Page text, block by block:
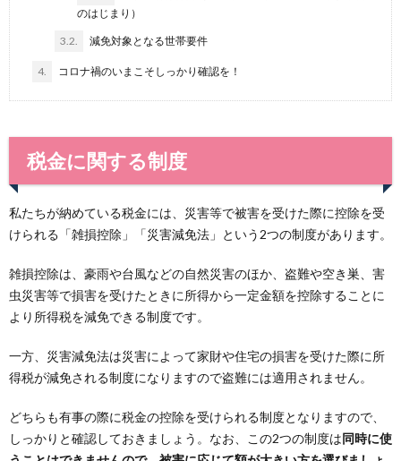
のはじまり）
3.2. 減免対象となる世帯要件
4. コロナ禍のいまこそしっかり確認を！
税金に関する制度
私たちが納めている税金には、災害等で被害を受けた際に控除を受
けられる「雑損控除」「災害減免法」という2つの制度があります。
雑損控除は、豪雨や台風などの自然災害のほか、盗難や空き巣、害
虫災害等で損害を受けたときに所得から一定金額を控除することに
より所得税を減免できる制度です。
一方、災害減免法は災害によって家財や住宅の損害を受けた際に所
得税が減免される制度になりますので盗難には適用されません。
どちらも有事の際に税金の控除を受けられる制度となりますので、
しっかりと確認しておきましょう。なお、この2つの制度は同時に使